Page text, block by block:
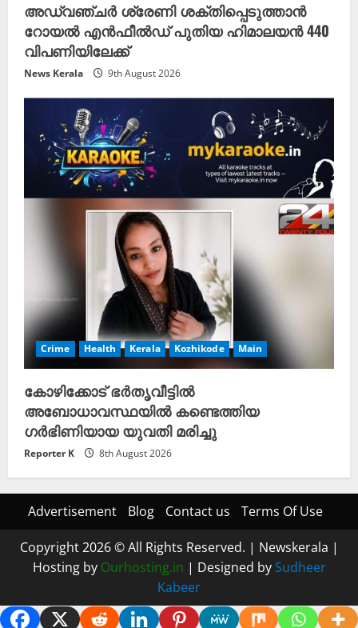
അഡ്വഞ്ചർ ശ്രേണി ശക്തിപ്പെടുത്താൻ
റോയൽ എൻഫീൽഡ് പുതിയ ഹിമാലയൻ 440
വിപണിയിലേക്ക്
News Kerala 9th August 2026
Crime Health Kerala Kozhikode Main
കോഴിക്കോട് ഭർതൃവീട്ടിൽ
അബോധാവസ്ഥയിൽ കണ്ടെത്തിയ
ഗർഭിണിയായ യുവതി മരിച്ചു
Reporter K 8th August 2026
Advertisement Blog Contact us Terms Of Use
Copyright 2026 © All Rights Reserved. | Newskerala |
Hosting by Ourhosting.in | Designed by Sudheer
Kabeer